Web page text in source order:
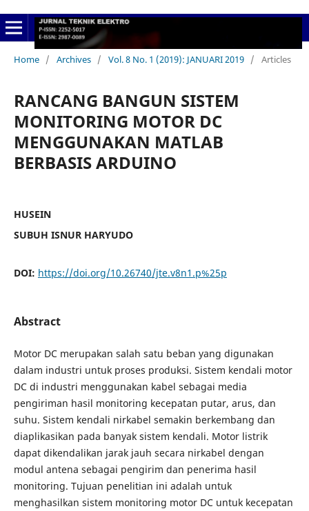
Home / Archives / Vol. 8 No. 1 (2019): JANUARI 2019 / Articles
RANCANG BANGUN SISTEM
MONITORING MOTOR DC
MENGGUNAKAN MATLAB
BERBASIS ARDUINO
HUSEIN
SUBUH ISNUR HARYUDO
DOI: https://doi.org/10.26740/jte.v8n1.p%25p
Abstract
Motor DC merupakan salah satu beban yang digunakan
dalam industri untuk proses produksi. Sistem kendali motor
DC di industri menggunakan kabel sebagai media
pengiriman hasil monitoring kecepatan putar, arus, dan
suhu. Sistem kendali nirkabel semakin berkembang dan
diaplikasikan pada banyak sistem kendali. Motor listrik
dapat dikendalikan jarak jauh secara nirkabel dengan
modul antena sebagai pengirim dan penerima hasil
monitoring. Tujuan penelitian ini adalah untuk
menghasilkan sistem monitoring motor DC untuk kecepatan